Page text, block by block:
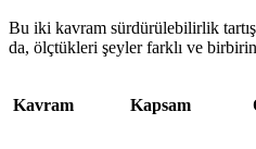
Bu iki kavram sürdürülebilirlik
da, ölçtükleri şeyler farklı ve
Kavram Kapsam